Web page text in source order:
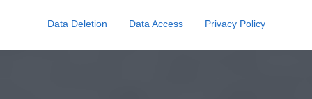
Data Deletion Data Access Privacy Policy